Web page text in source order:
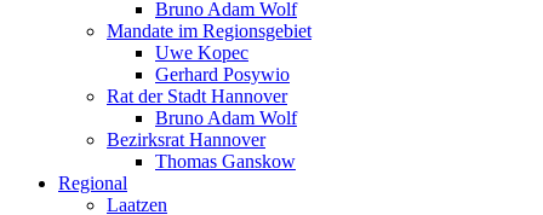
Bruno Adam Wolf
Mandate im Regionsgebiet
Uwe Kopec
Gerhard Posywio
Rat der Stadt Hannover
Bruno Adam Wolf
Bezirksrat Hannover
Thomas Ganskow
Regional
Laatzen